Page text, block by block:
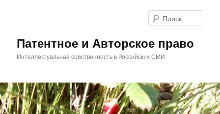
Патентное и Авторское право
Интеллектуальная собственность в Российских СМИ